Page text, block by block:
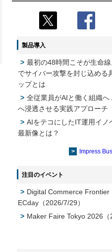
近大病院と中外製薬、治
れに電子カルテとAI技術
3
歩行ロボット利用を検証
4
【COMPUTEX 2026：
社製造で鍵を握る台湾サ
ン、英Armが連携を強調
製造業の現場の暗黙知を
するためのナレッジ管理
鹿島建設、鋼管柱へのコ
時の異常を検出するAIを
3
めているのか【第25回】
4
製造業の現場の暗黙知を
するためのナレッジ管理
提供
Umios、消費者起点の販
けたAIシステムを本格稼働
製品導入
最初の48時間こそが生命
でサイバー攻撃を封じ込める
ップとは
全従業員がAIと働く組織へ
へ浸透させる実践アプローチ
AIをテコにしたIT運用イノ
最新像とは？
Impress
注目のイベント
Digital Commerce Frontier
ECday（2026/7/29）
Maker Faire Tokyo 2026（